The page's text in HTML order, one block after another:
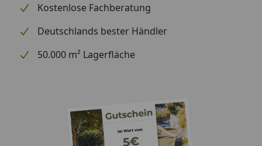
Kostenlose Fachberatung
Deutschlands bester Händler
50.000 m² Lagerfläche